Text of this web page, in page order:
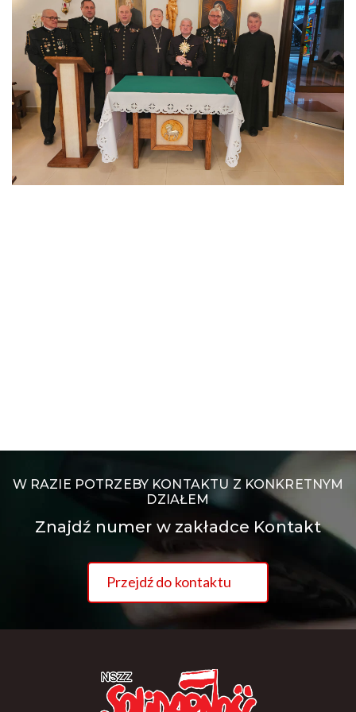
W RAZIE POTRZEBY KONTAKTU Z KONKRETNYM
DZIAŁEM
Znajdź numer w zakładce Kontakt
Przejdź do kontaktu